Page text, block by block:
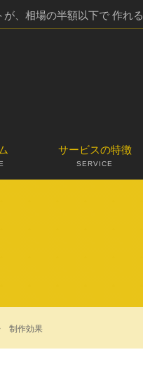
が、相場の半額以下で 作れ
サービスの特徴
SERVICE
制作効果